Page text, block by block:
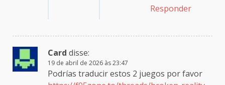
Responder
Card disse:
19 de abril de 2026 às 23:47
Podrías traducir estos 2 juegos por favor